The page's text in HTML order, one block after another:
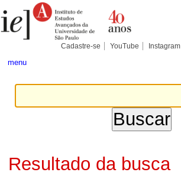
para
conteúdo.
Pessoais
Cadastre-se YouTube Instagram
menu
Resultado da busca